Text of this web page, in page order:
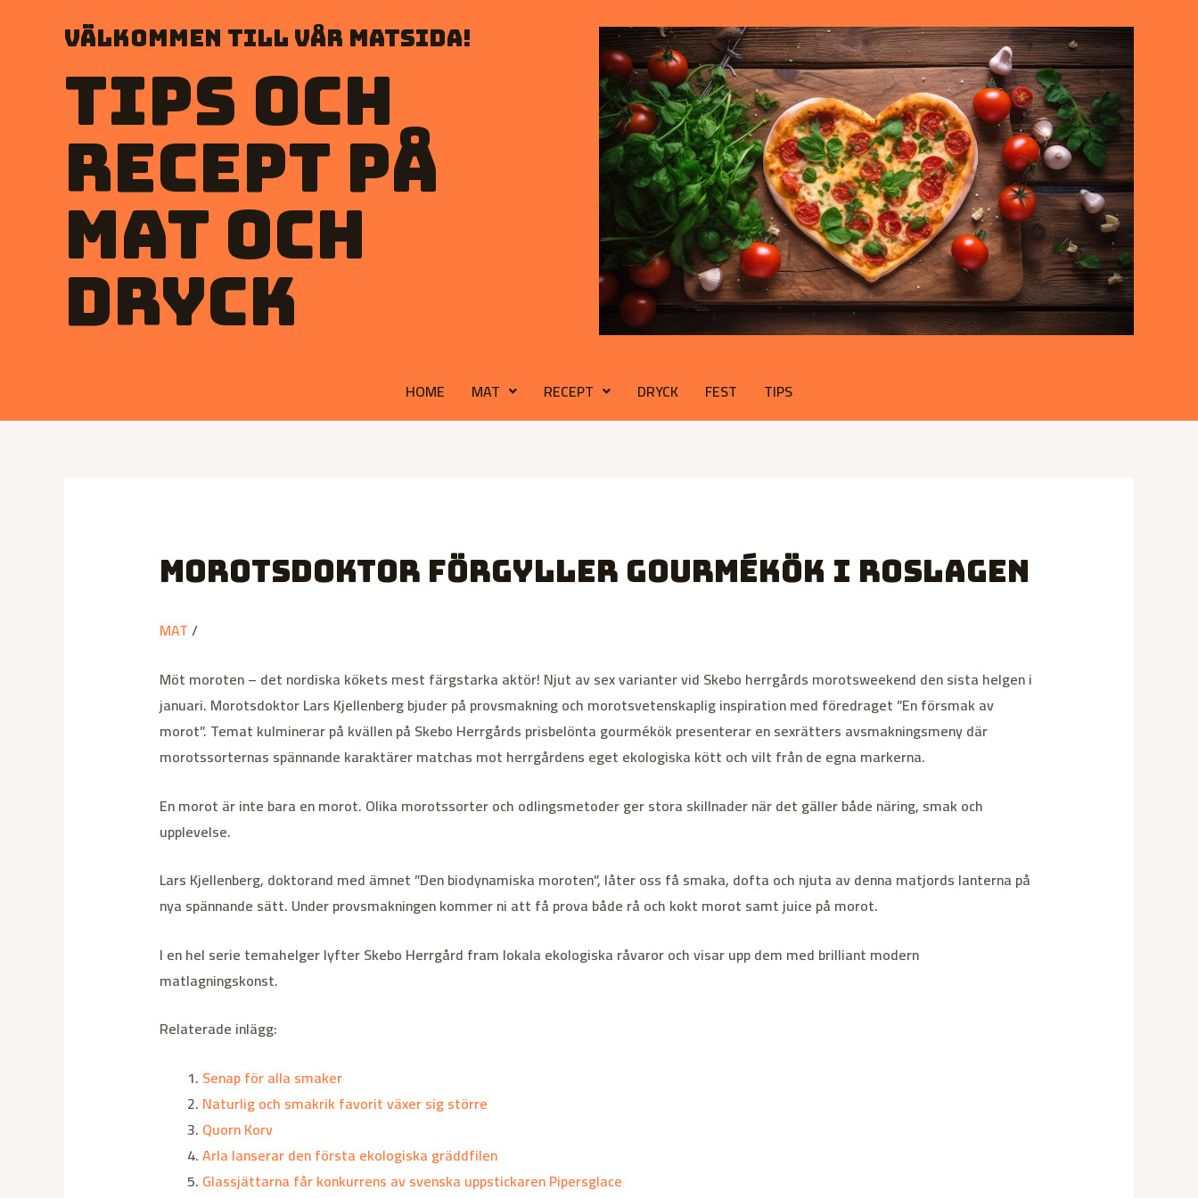
Välkommen till vår matsida!
Tips och
recept på
mat och
dryck
HOME MAT RECEPT DRYCK FEST TIPS
Morotsdoktor förgyller gourmékök i Roslagen
MAT/
Möt moroten – det nordiska kökets mest färgstarka aktör! Njut av sex varianter vid Skebo herrgårds morotsweekend den sista helgen i
januari. Morotsdoktor Lars Kjellenberg bjuder på provsmakning och morotsvetenskaplig inspiration med föredraget ”En försmak av
morot”. Temat kulminerar på kvällen på Skebo Herrgårds prisbelönta gourmékök presenterar en sexrätters avsmakningsmeny där
morotssorternas spännande karaktärer matchas mot herrgårdens eget ekologiska kött och vilt från de egna markerna.
En morot är inte bara en morot. Olika morotssorter och odlingsmetoder ger stora skillnader när det gäller både näring, smak och
upplevelse.
Lars Kjellenberg, doktorand med ämnet ”Den biodynamiska moroten”, låter oss få smaka, dofta och njuta av denna matjords lanterna på
nya spännande sätt. Under provsmakningen kommer ni att få prova både rå och kokt morot samt juice på morot.
I en hel serie temahelger lyfter Skebo Herrgård fram lokala ekologiska råvaror och visar upp dem med brilliant modern
matlagningskonst.
Relaterade inlägg:
Senap för alla smaker
Naturlig och smakrik favorit växer sig större
Quorn Korv
Arla lanserar den första ekologiska gräddfilen
Glassjättarna får konkurrens av svenska uppstickaren Pipersglace